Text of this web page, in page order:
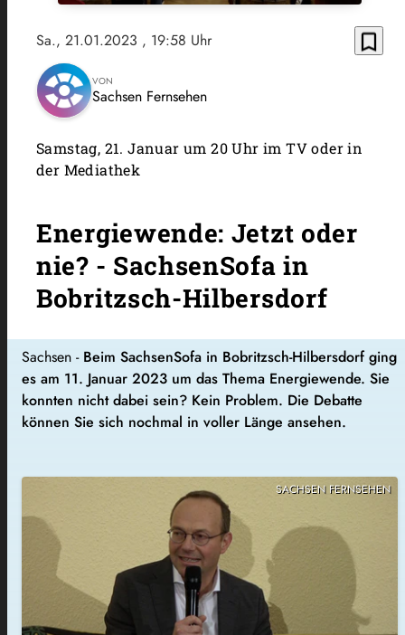
Sa., 21.01.2023 , 19:58 Uhr bookmark_border
VON
Sachsen Fernsehen
Samstag, 21. Januar um 20 Uhr im TV oder in
der Mediathek
Energiewende: Jetzt oder
nie? - SachsenSofa in
Bobritzsch-Hilbersdorf
Sachsen - Beim SachsenSofa in Bobritzsch-Hilbersdorf ging
es am 11. Januar 2023 um das Thema Energiewende. Sie
konnten nicht dabei sein? Kein Problem. Die Debatte
können Sie sich nochmal in voller Länge ansehen.
SACHSEN FERNSEHEN